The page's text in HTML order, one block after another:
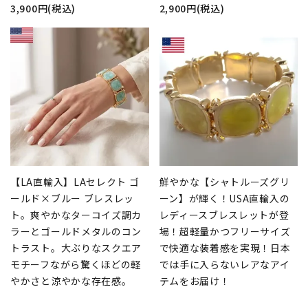
3,900円(税込)
2,900円(税込)
【LA直輸入】LAセレクト ゴ
ールド×ブルー ブレスレッ
ト。爽やかなターコイズ調カ
ラーとゴールドメタルのコン
トラスト。大ぶりなスクエア
モチーフながら驚くほどの軽
やかさと涼やかな存在感。
鮮やかな【シャトルーズグリ
ーン】が輝く！USA直輸入の
レディースブレスレットが登
場！超軽量かつフリーサイズ
で快適な装着感を実現！日本
では手に入らないレアなアイ
テムをお届け！